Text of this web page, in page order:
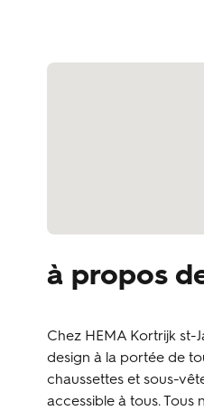
à propos
Chez HEMA Kortrijk st-
design à la portée de
chaussettes et sous-
accessible à tous.